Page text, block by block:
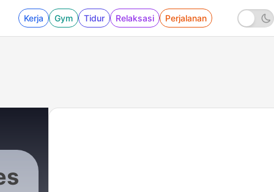
Kerja Gym Tidur Relaksasi Perjalanan